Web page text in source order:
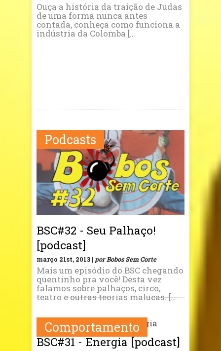
Ouça a história da traição de Judas
de uma forma nunca antes
contada, conheça como funciona a
indústria da Colomba […
Podcasts
BSC#32 - Seu Palhaço!
[podcast]
março 21st, 2013 | por Bobos Sem Corte
Mais um episódio do BSC chegando
quentinho pra você! Desta vez
falamos sobre palhaços, circo,
teatro e outras teorias malucas. […
Comportamento
BSC#31 - Energia [podcast]